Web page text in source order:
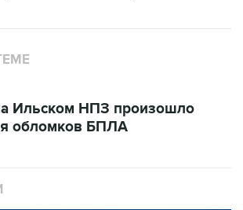
Ильском НПЗ произошло
обломков БПЛА